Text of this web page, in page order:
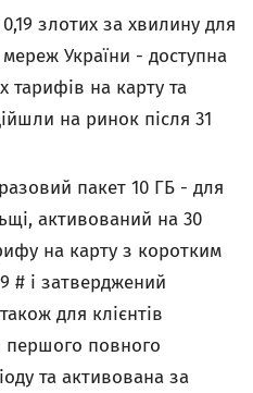
злотих за хвилину для
України - доступна
тарифів на карту та
на ринок після 31
пакет 10 ГБ - для
активований на 30
на карту з коротким
# і затверджений
для клієнтів
першого повного
та активована за